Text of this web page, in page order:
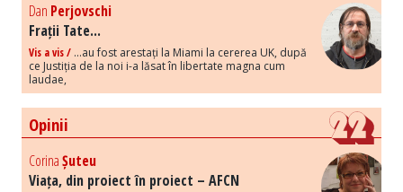
Dan Perjovschi
Frații Tate...
Vis a vis / ...au fost arestați la Miami la cererea UK, după
ce Justiția de la noi i-a lăsat în libertate magna cum
laudae,
Opinii
CorinaȘuteu
Viața, din proiect în proiect – AFCN